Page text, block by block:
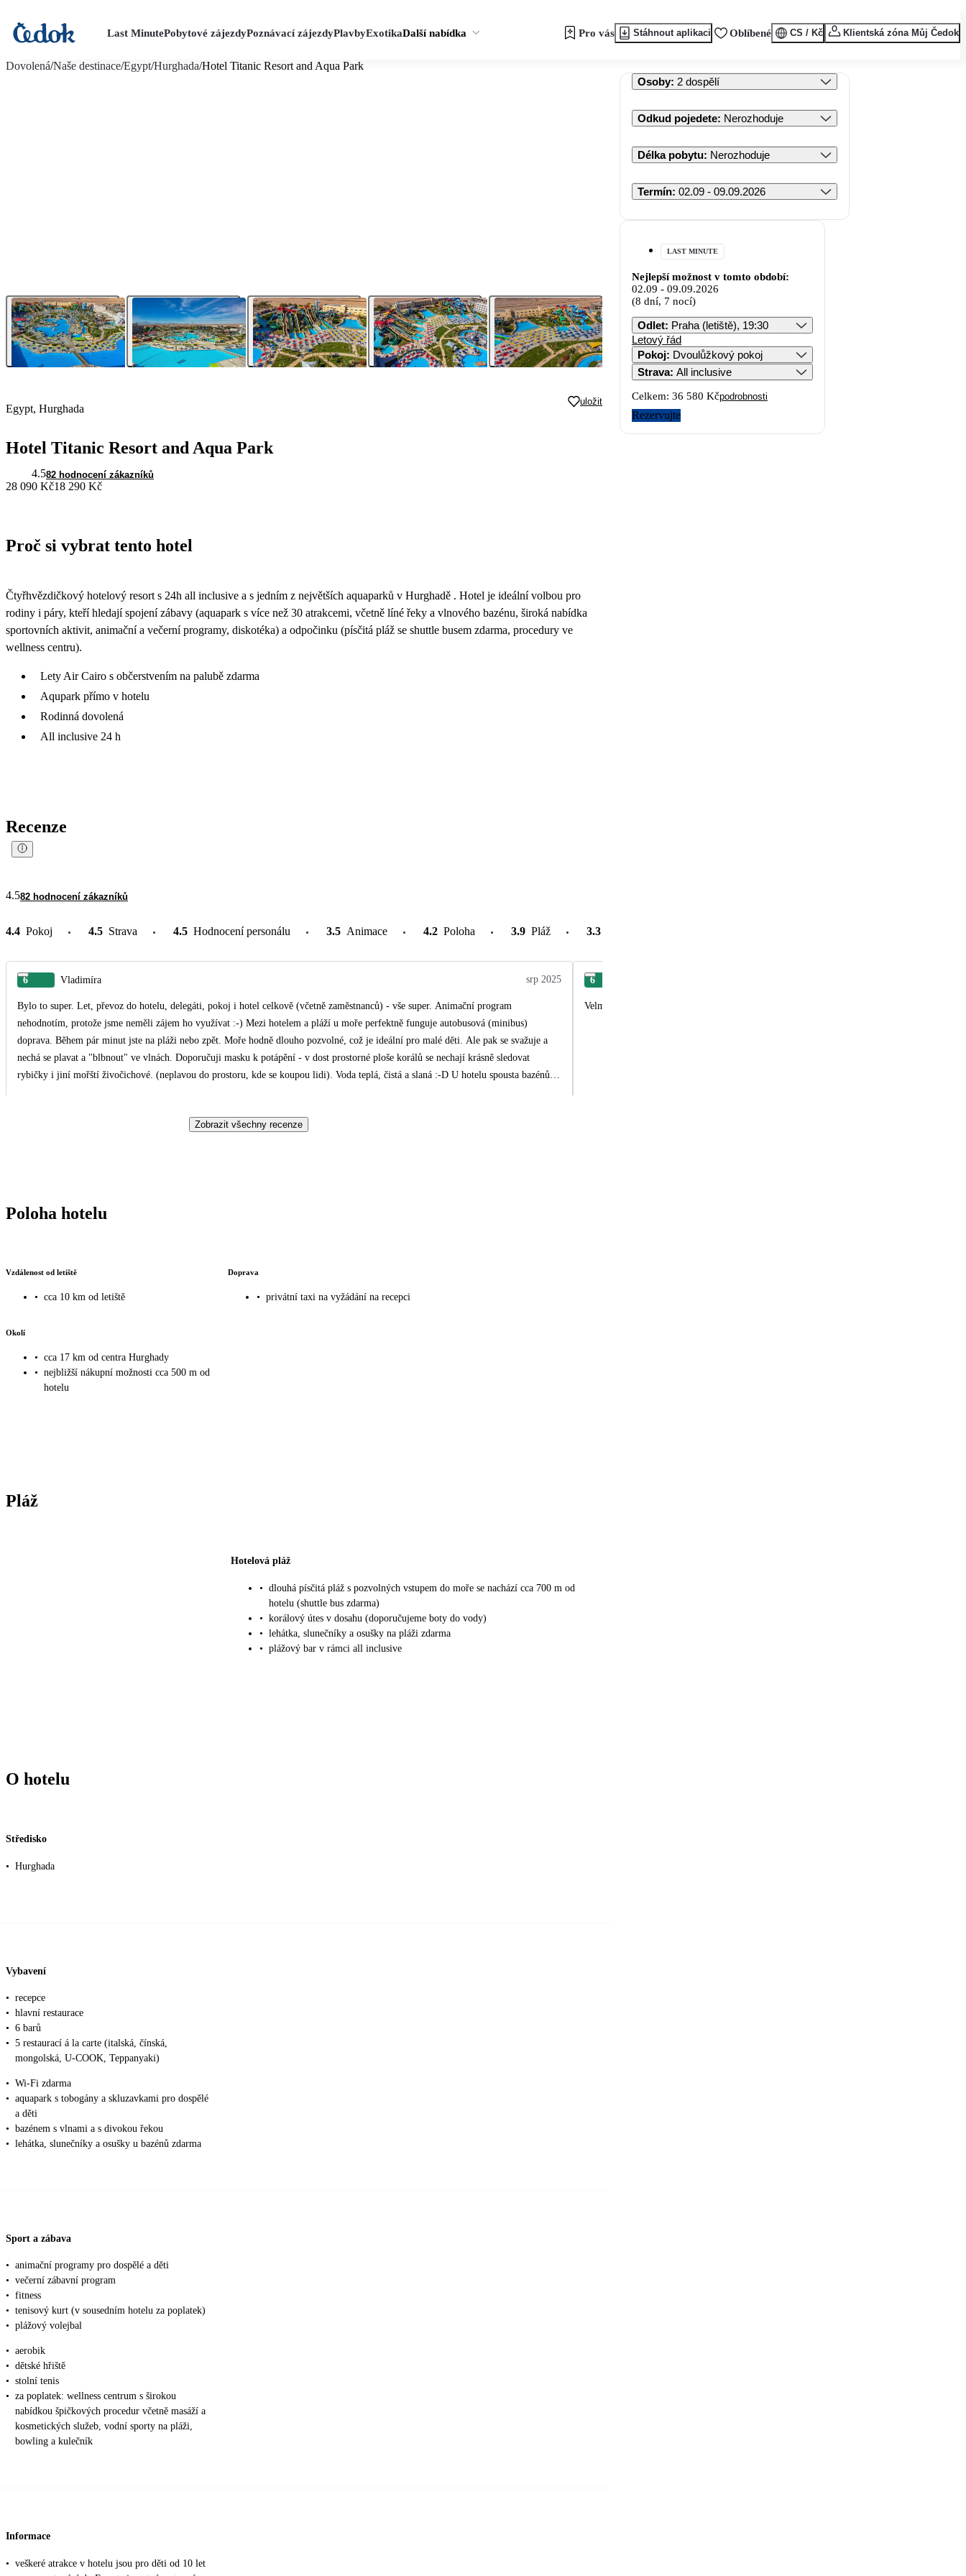
Last MinutePobytové zájezdyPoznávací zájezdyPlavbyExotikaDalší nabídka Pro vás Stáhnout aplikaci Oblíbené CS / Kč Klientská zóna Můj Čedok
Dovolená/Naše destinace/Egypt/Hurghada/Hotel Titanic Resort and Aqua Park
Egypt, Hurghada
uložit
Hotel Titanic Resort and Aqua Park
4.582 hodnocení zákazníků
28 090 Kč18 290 Kč
Proč si vybrat tento hotel
Čtyřhvězdičkový hotelový resort s 24h all inclusive a s jedním z největších aquaparků v Hurghadě . Hotel je ideální volbou pro
rodiny i páry, kteří hledají spojení zábavy (aquapark s více než 30 atrakcemi, včetně líné řeky a vlnového bazénu, široká nabídka
sportovních aktivit, animační a večerní programy, diskotéka) a odpočinku (písčitá pláž se shuttle busem zdarma, procedury ve
wellness centru).
Lety Air Cairo s občerstvením na palubě zdarma
Aqupark přímo v hotelu
Rodinná dovolená
All inclusive 24 h
Recenze
4.582 hodnocení zákazníků
4.4 Pokoj 4.5 Strava 4.5 Hodnocení personálu 3.5 Animace 4.2 Poloha 3.9 Pláž 3.3
6 Vladimíra srp 2025
Bylo to super. Let, převoz do hotelu, delegáti, pokoj i hotel celkově (včetně zaměstnanců) - vše super. Animační program
nehodnotím, protože jsme neměli zájem ho využívat :-) Mezi hotelem a pláží u moře perfektně funguje autobusová (minibus)
doprava. Během pár minut jste na pláži nebo zpět. Moře hodně dlouho pozvolné, což je ideální pro malé děti. Ale pak se svažuje a
nechá se plavat a "blbnout" ve vlnách. Doporučuji masku k potápění - v dost prostorné ploše korálů se nechají krásně sledovat
rybičky i jiní mořští živočichové. (neplavou do prostoru, kde se koupou lidi). Voda teplá, čistá a slaná :-D U hotelu spousta bazénů.
knedlíků, ale na ty jsme v tom teple vážně neměli ani chuť :-D ) Vynikající zákusky. Každý den jsme měli v lednici na pokoji
6
Velmi pěkný hotel pro všechny, kteří si chtějí užít bazénu, pohody a relaxu. Určitě
Zobrazit všechny recenze
Poloha hotelu
Vzdálenost od letiště
• cca 10 km od letiště
Doprava
• privátní taxi na vyžádání na recepci
Okolí
• cca 17 km od centra Hurghady
• nejbližší nákupní možnosti cca 500 m od
hotelu
Pláž
Hotelová pláž
• dlouhá písčitá pláž s pozvolných vstupem do moře se nachází cca 700 m od
hotelu (shuttle bus zdarma)
• korálový útes v dosahu (doporučujeme boty do vody)
• lehátka, slunečníky a osušky na pláži zdarma
• plážový bar v rámci all inclusive
O hotelu
Středisko
• Hurghada
Vybavení
• recepce
• hlavní restaurace
• 6 barů
• 5 restaurací á la carte (italská, čínská,
mongolská, U-COOK, Teppanyaki)
• Wi-Fi zdarma
• aquapark s tobogány a skluzavkami pro dospělé
a děti
• bazénem s vlnami a s divokou řekou
• lehátka, slunečníky a osušky u bazénů zdarma
Sport a zábava
• animační programy pro dospělé a děti
• večerní zábavní program
• fitness
• tenisový kurt (v sousedním hotelu za poplatek)
• plážový volejbal
• aerobik
• dětské hřiště
• stolní tenis
• za poplatek: wellness centrum s širokou
nabídkou špičkových procedur včetně masáží a
kosmetických služeb, vodní sporty na pláži,
bowling a kulečník
Informace
• veškeré atrakce v hotelu jsou pro děti od 10 let
Osoby: 2 dospělí
Odkud pojedete: Nerozhoduje
Délka pobytu: Nerozhoduje
Termín: 02.09 - 09.09.2026
LAST MINUTE
Nejlepší možnost v tomto období:
02.09 - 09.09.2026
(8 dní, 7 nocí)
Odlet: Praha (letiště), 19:30
Letový řád
Pokoj: Dvoulůžkový pokoj
Strava: All inclusive
Celkem: 36 580 Kčpodrobnosti
Rezervujte